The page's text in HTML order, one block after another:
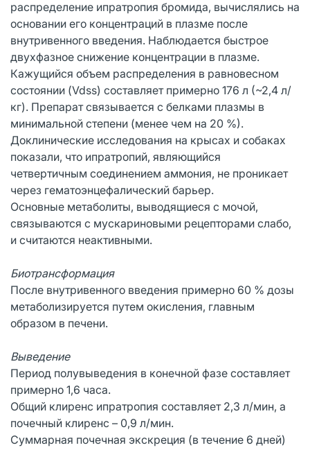
распределение ипратропия бромида, вычислялись на
основании его концентраций в плазме после
внутривенного введения. Наблюдается быстрое
двухфазное снижение концентрации в плазме.
Кажущийся объем распределения в равновесном
состоянии (Vdss) составляет примерно 176 л (~2,4 л/
кг). Препарат связывается с белками плазмы в
минимальной степени (менее чем на 20 %).
Доклинические исследования на крысах и собаках
показали, что ипратропий, являющийся
четвертичным соединением аммония, не проникает
через гематоэнцефалический барьер.
Основные метаболиты, выводящиеся с мочой,
связываются с мускариновыми рецепторами слабо,
и считаются неактивными.
Биотрансформация
После внутривенного введения примерно 60 % дозы
метаболизируется путем окисления, главным
образом в печени.
Выведение
Период полувыведения в конечной фазе составляет
примерно 1,6 часа.
Общий клиренс ипратропия составляет 2,3 л/мин, а
почечный клиренс – 0,9 л/мин.
Суммарная почечная экскреция (в течение 6 дней)